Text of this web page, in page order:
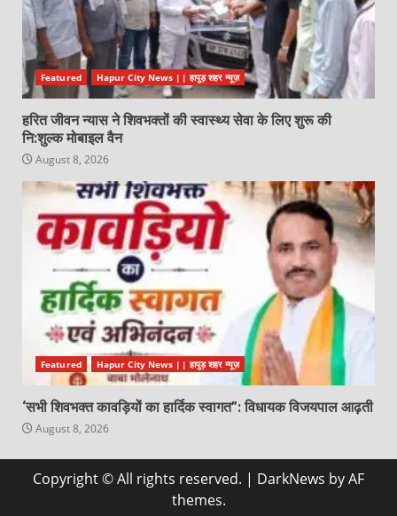
Featured Hapur City News || हापुड़ शहर न्यूज़
हरित जीवन न्यास ने शिवभक्तों की स्वास्थ्य सेवा के लिए शुरू की
नि:शुल्क मोबाइल वैन
August 8, 2026
Featured Hapur City News || हापुड़ शहर न्यूज़
‘सभी शिवभक्त कावड़ियों का हार्दिक स्वागत”: विधायक विजयपाल आढ़ती
August 8, 2026
Copyright © All rights reserved. | DarkNews by AF
themes.